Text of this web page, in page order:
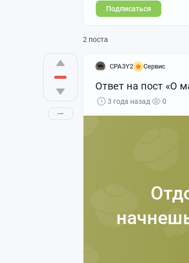
Подписаться
2 поста
CPA3Y2 Сервис
Ответ на пост «О
3 года назад 0